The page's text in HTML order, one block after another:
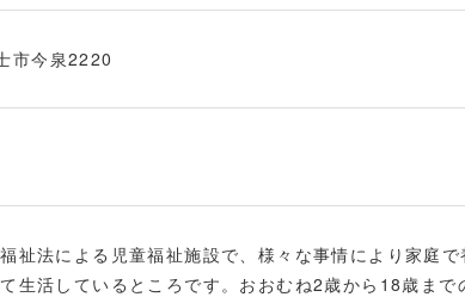
今泉2220
祉法による児童福祉施設で、様々な事情により家庭
生活しているところです。おおむね2歳から18歳まで